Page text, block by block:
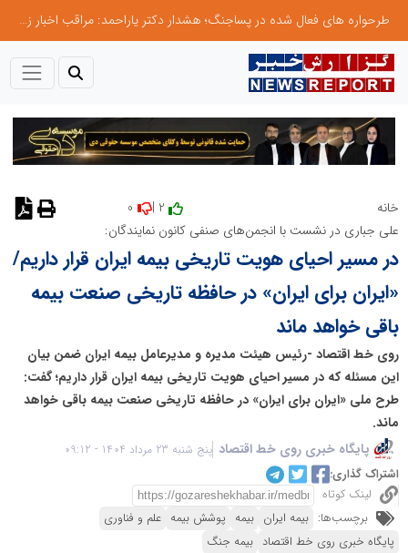
طرحواره های فعال شده در پساجنگ؛ هشدار دکتر یاراحمد: مراقب اخبار زرد و واکنش های هیجانی باشید
خانه
علی جباری در نشست با انجمن‌های صنفی کانون نمایندگان:
در مسیر احیای هویت تاریخی بیمه ایران قرار داریم/
«ایران برای ایران» در حافظه تاریخی صنعت بیمه
باقی خواهد ماند
روی خط اقتصاد -رئیس هیئت مدیره و مدیرعامل بیمه ایران ضمن بیان
این مسئله که در مسیر احیای هویت تاریخی بیمه ایران قرار داریم؛ گفت:
طرح ملی «ایران برای ایران» در حافظه تاریخی صنعت بیمه باقی خواهد
ماند.
پایگاه خبری روی خط اقتصاد پنج شنبه 23 مرداد 1404 - 09:12
اشتراک گذاری:
لینک کوتاه
برچسب‌ها: بیمه ایران بیمه پوشش بیمه علم و فناوری
پایگاه خبری روی خط اقتصاد بیمه جنگ